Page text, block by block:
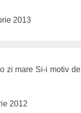
2013
zi mare Si-i motiv de
2012